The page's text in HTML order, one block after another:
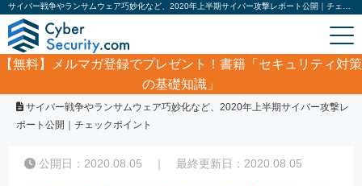
【無料】
メルマガ登録でプレゼント！書籍「セキュリティ対策
の基礎知識」
サイバーセキュリティ・情報漏洩ニュース
サイバー戦争やランサムウェア巧妙化など、2020年上半期サイバー攻撃レ
ポート公開｜チェックポイント
公開日：2020.08.05 ｜ 最終更新日：2020.08.05